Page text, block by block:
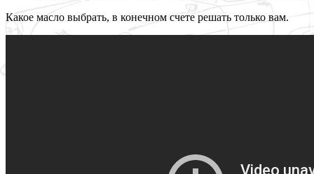
Какое масло выбрать, в конечном счете решать только вам.